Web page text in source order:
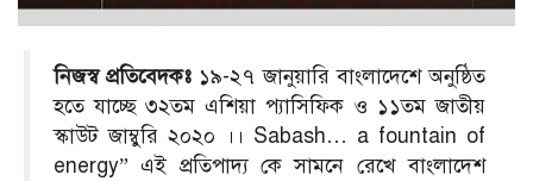
নিজস্ব প্রতিবেদকঃ ১৯-২৭ জানুয়ারি বাংলাদেশে অনুষ্ঠিত
হতে যাচ্ছে ৩২তম এশিয়া প্যাসিফিক ও ১১তম জাতীয়
স্কাউট জাম্বুরি ২০২০ ।। Sabash… a fountain of
energy” এই প্রতিপাদ্য কে সামনে রেখে বাংলাদেশ